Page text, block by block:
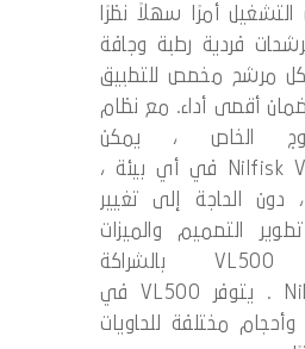
أمرًا سهلاً نظرًا
فردية رطبة وجافة
مرشح مخصص للتطبيق
أقصى أداء. مع نظام
الخاص ، يمكن
استخدام Nilfisk VL500 في أي بيئة ،
دون الحاجة إلى تغيير
التصميم والميزات
الفريدة لـ VL500 بالشراكة
مع عملاء Nilfisk . يتوفر VL500 في
مختلفة للحاويات